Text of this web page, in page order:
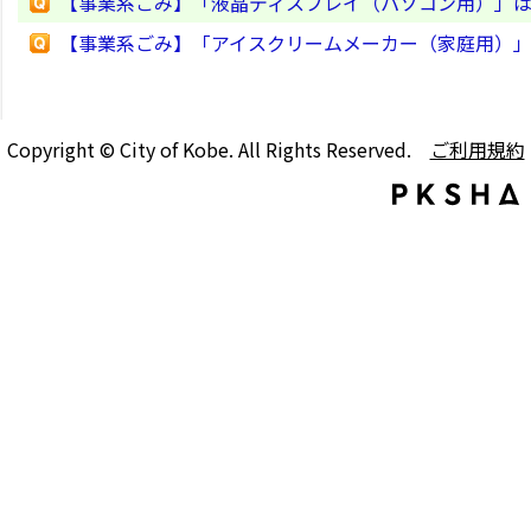
【事業系ごみ】「アイスクリームメーカー（家庭用）
Copyright © City of Kobe. All Rights Reserved. ご利用規約